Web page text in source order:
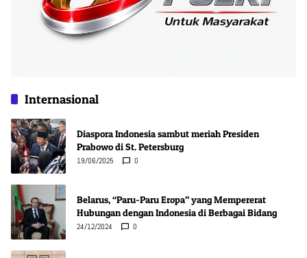
Internasional
Diaspora Indonesia sambut meriah Presiden
Prabowo di St. Petersburg
19/06/2025 0
Belarus, “Paru-Paru Eropa” yang Mempererat
Hubungan dengan Indonesia di Berbagai Bidang
24/12/2024 0